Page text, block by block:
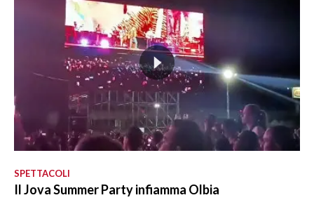
SPETTACOLI
Il Jova Summer Party infiamma Olbia